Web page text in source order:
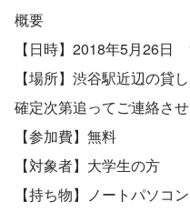
概要
【日時】2018年5月26日
【場所】渋谷駅近辺の貸
確定次第追ってご連絡させ
【参加費】無料
【対象者】大学生の方
【持ち物】ノートパソコ